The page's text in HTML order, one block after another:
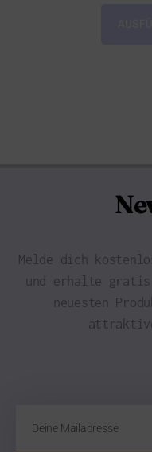
Melde dich
und erhalte gratis
neuesten